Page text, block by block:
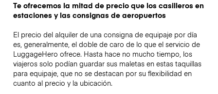
Te ofrecemos la mitad de precio que los casilleros en
estaciones y las consignas de aeropuertos
El precio del alquiler de una consigna de equipaje por día
es, generalmente, el doble de caro de lo que el servicio de
LuggageHero ofrece. Hasta hace no mucho tiempo, los
viajeros solo podían guardar sus maletas en estas taquillas
para equipaje, que no se destacan por su flexibilidad en
cuanto al precio y la ubicación.